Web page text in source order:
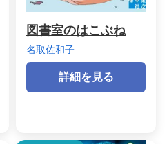
図書室のはこぶね
名取佐和子
詳細を見る